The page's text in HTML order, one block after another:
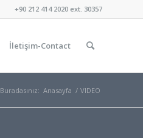
+90 212 414 2020 ext. 30357
İletişim-Contact
Buradasınız: Anasayfa / VIDEO